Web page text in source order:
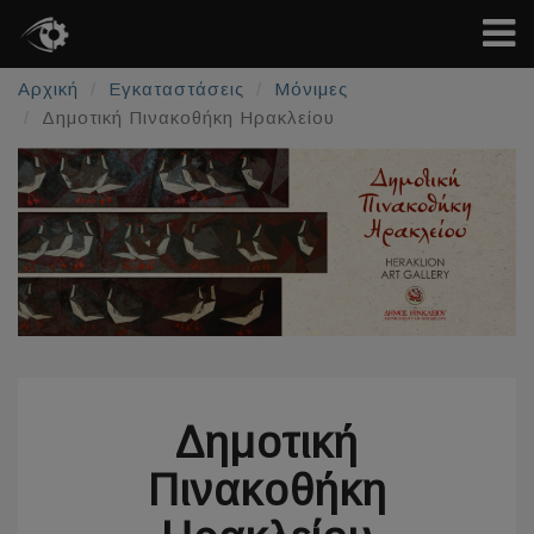
Αρχική Εγκαταστάσεις
Μόνιμες
Δημοτική Πινακοθήκη Ηρακλείου
Δημοτική
Πινακοθήκη